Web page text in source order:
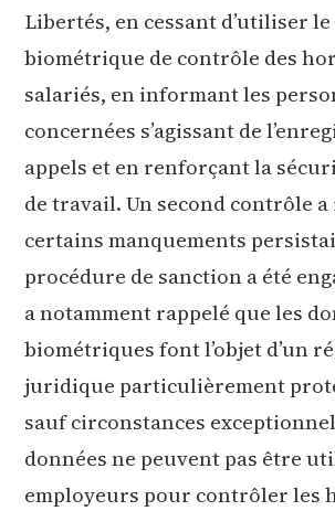
Libertés, en cessant d’utiliser
biométrique de contrôle des
salariés, en informant les
concernées s’agissant de
appels et en renforçant la
de travail. Un second contrôle a
certains manquements
procédure de sanction a été
a notamment rappelé que les
biométriques font l’objet d’un
juridique particulièrement
sauf circonstances
données ne peuvent pas être
employeurs pour contrôler les